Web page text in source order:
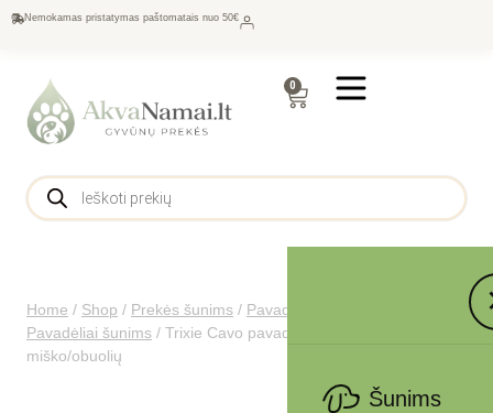
Nemokamas pristatymas paštomatais nuo 50€
0
Šunims
Home / Shop / Prekės šunims / Pavadėliai, antkakliai šunims
Pavadėliai šunims / Trixie Cavo pavadys, L-XL 1m/18mm,
miško/obuolių